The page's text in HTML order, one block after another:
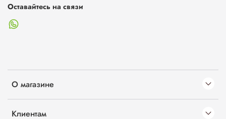
О магазине
Клиентам
Оставайтесь на связи